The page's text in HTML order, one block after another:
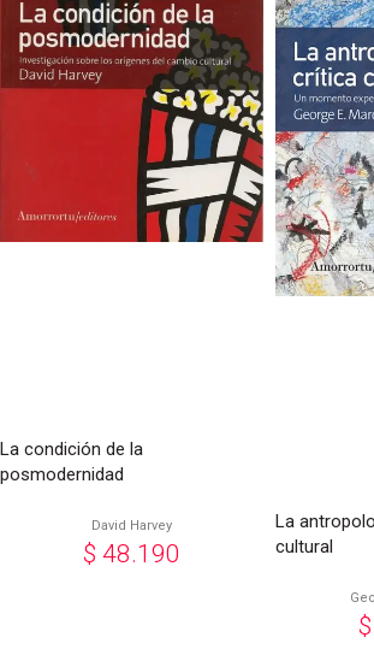
La condición de la
posmodernidad
David Harvey
$ 48.190
La
cultural
$